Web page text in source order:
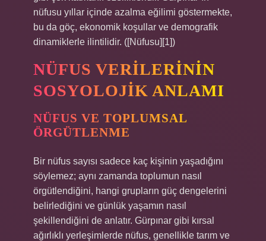
nüfusu yıllar içinde azalma eğilimi göstermekte,
bu da göç, ekonomik koşullar ve demografik
dinamiklerle ilintilidir. ([Nüfusu][1])
NÜFUS VERILERININ
SOSYOLOJIK ANLAMI
NÜFUS VE TOPLUMSAL
ÖRGÜTLENME
Bir nüfus sayısı sadece kaç kişinin yaşadığını
söylemez; aynı zamanda toplumun nasıl
örgütlendiğini, hangi grupların güç dengelerini
belirlediğini ve günlük yaşamın nasıl
şekillendiğini de anlatır. Gürpınar gibi kırsal
ağırlıklı yerleşimlerde nüfus, genellikle tarım ve